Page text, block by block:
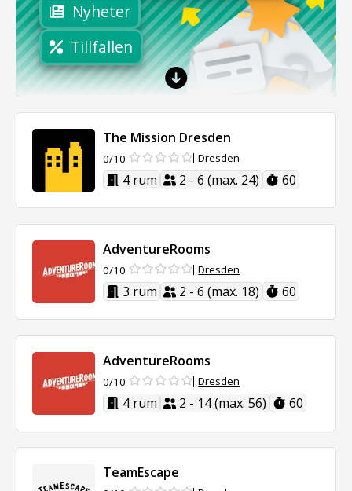
Nyheter
Tillfällen
The Mission Dresden
0/10 Dresden
4 rum 2 - 6 (max. 24) 60
AdventureRooms
0/10 Dresden
3 rum 2 - 6 (max. 18) 60
AdventureRooms
0/10 Dresden
4 rum 2 - 14 (max. 56) 60
TeamEscape